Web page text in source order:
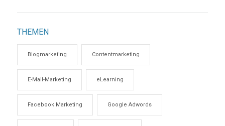
THEMEN
Blogmarketing Contentmarketing
E-Mail-Marketing eLearning
Facebook Marketing Google Adwords